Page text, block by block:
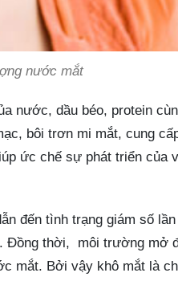
nước mắt
nước, dầu béo, protein
bôi trơn mi mắt, cung
ức chế sự phát triển của
đến tình trạng giám số
Đồng thời, môi trường mở
mắt. Bởi vậy khô mắt là